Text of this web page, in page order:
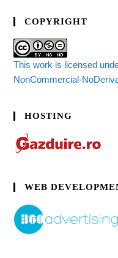
COPYRIGHT
This work is licensed
NonCommercial-
HOSTING
WEB